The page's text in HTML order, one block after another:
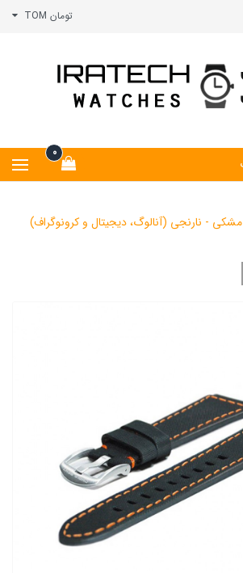
تومان TOM
0
- نارنجی (آنالوگ، دیجیتال و کرونوگراف)